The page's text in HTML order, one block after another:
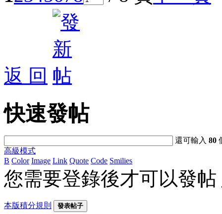
返 回
快速發帖
還可輸入80
高級模式
B Color Image Link Quote Code Smilies
您需要登錄後才可以發帖
本版積分規則 發表帖子